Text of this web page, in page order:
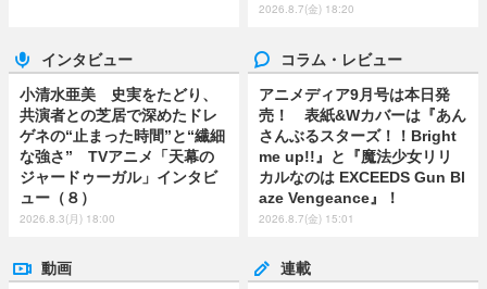
2026.8.7(金) 18:20
インタビュー
小清水亜美 史実をたどり、
共演者との芝居で深めたドレ
ゲネの“止まった時間”と“繊細
な強さ” TVアニメ「天幕の
ジャードゥーガル」インタビ
ュー（８）
2026.8.3(月) 18:00
コラム・レビュー
アニメディア9月号は本日発
売！ 表紙&Wカバーは『あん
さんぶるスターズ！！Bright
me up!!』と『魔法少女リリ
カルなのは EXCEEDS Gun Bl
aze Vengeance』！
2026.8.7(金) 15:01
動画 連載